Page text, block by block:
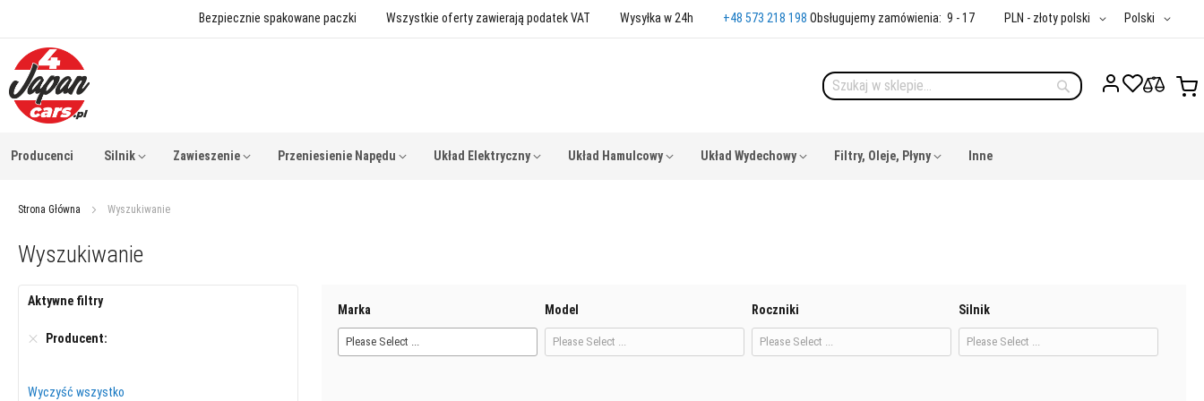
Bezpiecznie spakowane paczki Wszystkie oferty zawierają podatek VAT Wysyłka w 24h +48 573 218 198 Obsługujemy zamówienia: 9 - 17
Przejdź
Waluta
PLN - złoty polski Język
Polski
Szukaj
Producenci Silnik Zawieszenie Przeniesienie Napędu Układ Elektryczny Układ Hamulcowy Układ Wydechowy Filtry, Oleje, Płyny Inne
Strona Główna Wyszukiwanie
Wyszukiwanie
Marka
Please Select ...
Model
Please Select ...
Roczniki
Please Select ...
Silnik
Please Select ...
Aktywne filtry
Producent
Wyczyść wszystko